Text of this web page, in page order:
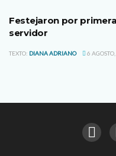
Festejaron por
servidor
TEXTO: DIANA ADRIANO 6